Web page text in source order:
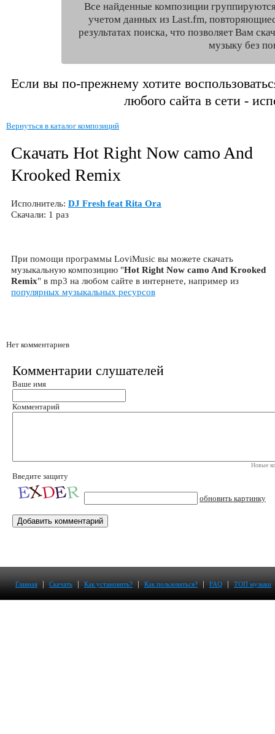
Все найденные композиции
учетом данных из Last.fm,
результатах поиска, что позволяет Вам
музыку без
Если вы по-прежнему хотите
любого сайта в сети -
Вернуться в каталог композиций
Скачать Hot Right Now camo And
Krooked Remix
Исполнитель: DJ Fresh feat Rita Ora
Скачали: 1 раз
При помощи программы LoviMusic вы можете скачать
музыкальную композицию "Hot Right Now camo And Krooked
Remix" в mp3 на любом сайте в интернете, например из
популярных музыкальных ресурсов
Нет комментариев
Комментарии слушателей
Ваше имя
Комментарий
Новые
Введите защиту
обновить картинку
Главная | Скачать | Как установить? | Как пользоваться? | FAQ | ТОП музыки